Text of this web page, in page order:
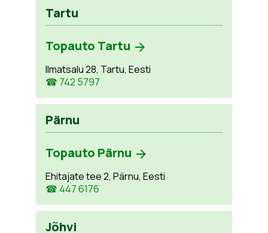
Tartu
Topauto Tartu
Ilmatsalu 28, Tartu, Eesti
☎ 742 5797
Pärnu
Topauto Pärnu
Ehitajate tee 2, Pärnu, Eesti
☎ 447 6176
Jõhvi